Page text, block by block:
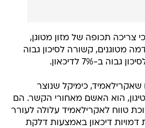
צריכה תכופה של מזון מטוגן,
מטוגנים, קשורה לסיכון גבוה
שאקרילאמיד, כימיקל שנוצר
הוא האשם מאחורי הקשר. הם
טווח לאקרילאמיד עלולה לעורר
דמויות דיכאון באמצעות דלקת